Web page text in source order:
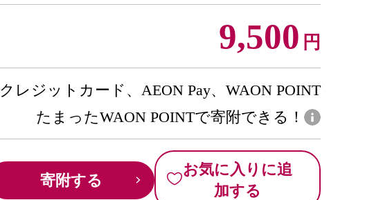
9,500 円
クレジットカード、AEON Pay、WAON POINT
たまったWAON POINTで寄附できる！
寄附する
お気に入りに追
加する